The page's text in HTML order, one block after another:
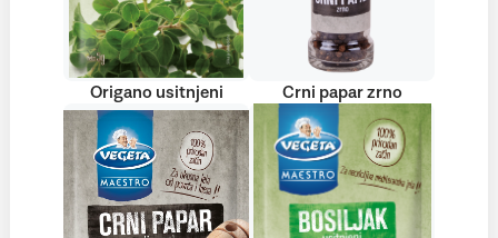
Origano usitnjeni Crni papar zrno